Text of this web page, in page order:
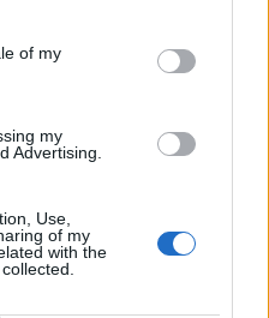
of my
my
Advertising.
Use,
of my
with the
Informace pro uživatele